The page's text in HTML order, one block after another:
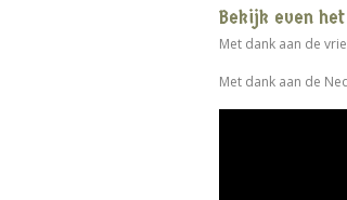
Bekijk even
Met dank aan de
Met dank aan de